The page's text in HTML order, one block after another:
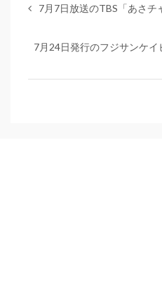
7月7日放送のTBS「あさチ
7月24日発行のフジサンケ